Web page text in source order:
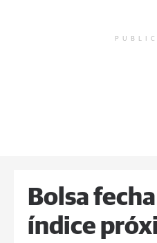
Bolsa
índice